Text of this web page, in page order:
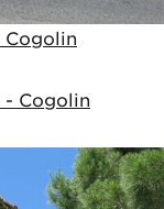
- Cogolin